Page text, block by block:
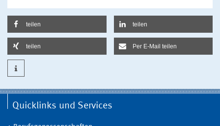
teilen teilen
teilen Per E-Mail teilen
Quicklinks und Services